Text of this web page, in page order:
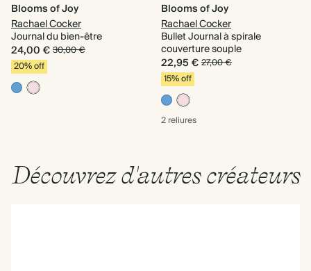
Blooms of Joy
Rachael Cocker
Journal du bien-être
24,00 €30,00 €
20% off
Blooms of Joy
Rachael Cocker
Bullet Journal à spirale
couverture souple
22,95 €27,00 €
15% off
2 reliures
Découvrez d'autres créateurs